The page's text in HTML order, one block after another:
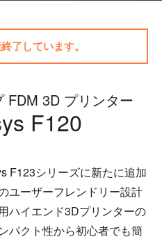
了しています。
FDM 3D プリンター
F120
F123シリーズに新たに追加
ユーザーフレンドリー設計
ハイエンド3Dプリンターの
パクト性から初心者でも簡